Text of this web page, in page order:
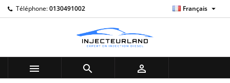
Téléphone:0130491002 Français 
  
My wishlists ×
add_circle_outline
((modalTitle)) ×
((confirmMessage))
((cancelText)) ((modalDeleteText))
((title)) ×
Connexion ×
Vous devez être connecté pour ajouter des produits à
votre liste d'envies.